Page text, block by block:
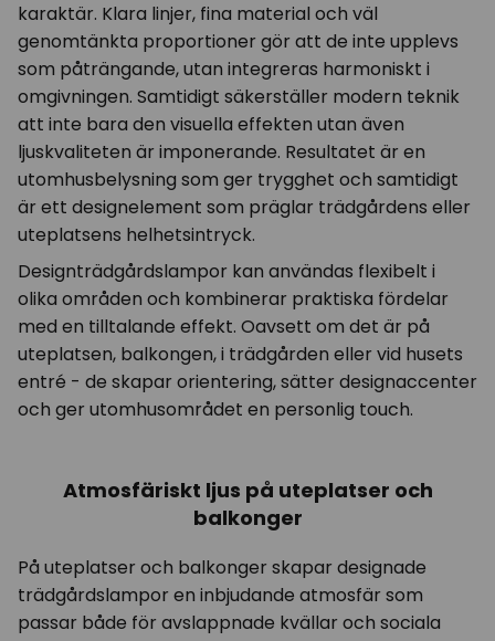
karaktär. Klara linjer, fina material och väl
genomtänkta proportioner gör att de inte upplevs
som påträngande, utan integreras harmoniskt i
omgivningen. Samtidigt säkerställer modern teknik
att inte bara den visuella effekten utan även
ljuskvaliteten är imponerande. Resultatet är en
utomhusbelysning som ger trygghet och samtidigt
är ett designelement som präglar trädgårdens eller
uteplatsens helhetsintryck.
Designträdgårdslampor kan användas flexibelt i
olika områden och kombinerar praktiska fördelar
med en tilltalande effekt. Oavsett om det är på
uteplatsen, balkongen, i trädgården eller vid husets
entré - de skapar orientering, sätter designaccenter
och ger utomhusområdet en personlig touch.
Atmosfäriskt ljus på uteplatser och
balkonger
På uteplatser och balkonger skapar designade
trädgårdslampor en inbjudande atmosfär som
passar både för avslappnade kvällar och sociala